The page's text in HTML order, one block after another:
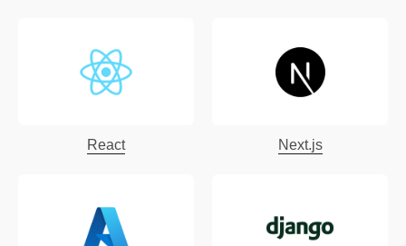
React Next.js